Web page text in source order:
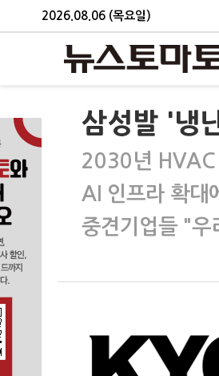
2026.08.06 (목요일)
삼성발 '냉
2030년 HVAC
AI 인프라 확대
중견기업들 "